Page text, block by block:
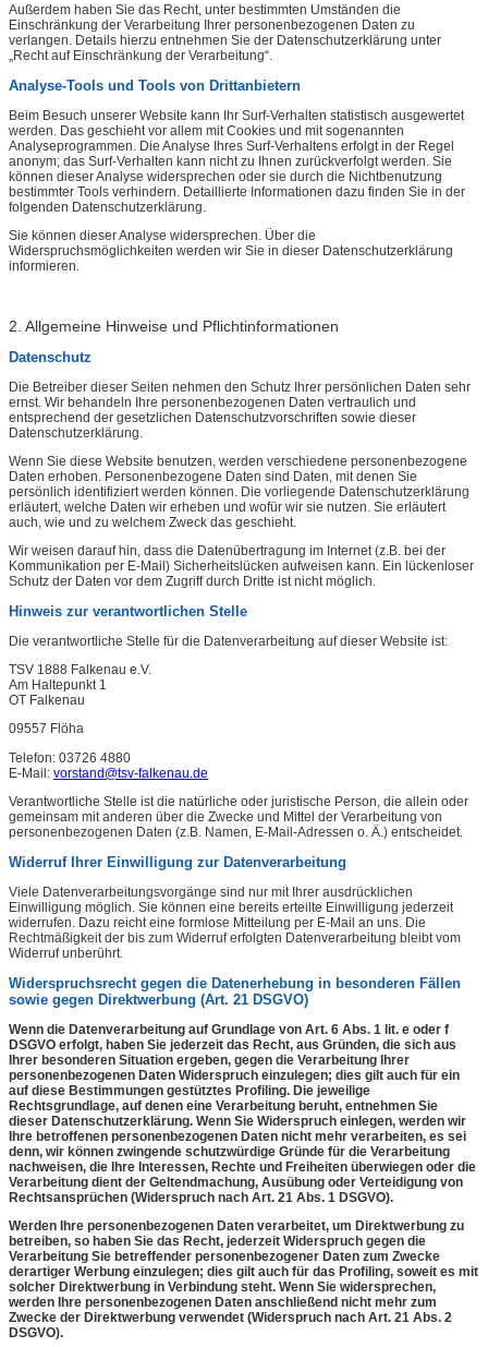
Außerdem haben Sie das Recht, unter bestimmten Umständen die
Einschränkung der Verarbeitung Ihrer personenbezogenen Daten zu
verlangen. Details hierzu entnehmen Sie der Datenschutzerklärung unter
„Recht auf Einschränkung der Verarbeitung“.
Analyse-Tools und Tools von Drittanbietern
Beim Besuch unserer Website kann Ihr Surf-Verhalten statistisch ausgewertet
werden. Das geschieht vor allem mit Cookies und mit sogenannten
Analyseprogrammen. Die Analyse Ihres Surf-Verhaltens erfolgt in der Regel
anonym; das Surf-Verhalten kann nicht zu Ihnen zurückverfolgt werden. Sie
können dieser Analyse widersprechen oder sie durch die Nichtbenutzung
bestimmter Tools verhindern. Detaillierte Informationen dazu finden Sie in der
folgenden Datenschutzerklärung.
Sie können dieser Analyse widersprechen. Über die
Widerspruchsmöglichkeiten werden wir Sie in dieser Datenschutzerklärung
informieren.
2. Allgemeine Hinweise und Pflichtinformationen
Datenschutz
Die Betreiber dieser Seiten nehmen den Schutz Ihrer persönlichen Daten sehr
ernst. Wir behandeln Ihre personenbezogenen Daten vertraulich und
entsprechend der gesetzlichen Datenschutzvorschriften sowie dieser
Datenschutzerklärung.
Wenn Sie diese Website benutzen, werden verschiedene personenbezogene
Daten erhoben. Personenbezogene Daten sind Daten, mit denen Sie
persönlich identifiziert werden können. Die vorliegende Datenschutzerklärung
erläutert, welche Daten wir erheben und wofür wir sie nutzen. Sie erläutert
auch, wie und zu welchem Zweck das geschieht.
Wir weisen darauf hin, dass die Datenübertragung im Internet (z.B. bei der
Kommunikation per E-Mail) Sicherheitslücken aufweisen kann. Ein lückenloser
Schutz der Daten vor dem Zugriff durch Dritte ist nicht möglich.
Hinweis zur verantwortlichen Stelle
Die verantwortliche Stelle für die Datenverarbeitung auf dieser Website ist:
TSV 1888 Falkenau e.V.
Am Haltepunkt 1
OT Falkenau
09557 Flöha
Telefon: 03726 4880
E-Mail: vorstand@tsv-falkenau.de
Verantwortliche Stelle ist die natürliche oder juristische Person, die allein oder
gemeinsam mit anderen über die Zwecke und Mittel der Verarbeitung von
personenbezogenen Daten (z.B. Namen, E-Mail-Adressen o. Ä.) entscheidet.
Widerruf Ihrer Einwilligung zur Datenverarbeitung
Viele Datenverarbeitungsvorgänge sind nur mit Ihrer ausdrücklichen
Einwilligung möglich. Sie können eine bereits erteilte Einwilligung jederzeit
widerrufen. Dazu reicht eine formlose Mitteilung per E-Mail an uns. Die
Rechtmäßigkeit der bis zum Widerruf erfolgten Datenverarbeitung bleibt vom
Widerruf unberührt.
Widerspruchsrecht gegen die Datenerhebung in besonderen Fällen
sowie gegen Direktwerbung (Art. 21 DSGVO)
Wenn die Datenverarbeitung auf Grundlage von Art. 6 Abs. 1 lit. e oder f
DSGVO erfolgt, haben Sie jederzeit das Recht, aus Gründen, die sich aus
Ihrer besonderen Situation ergeben, gegen die Verarbeitung Ihrer
personenbezogenen Daten Widerspruch einzulegen; dies gilt auch für ein
auf diese Bestimmungen gestütztes Profiling. Die jeweilige
Rechtsgrundlage, auf denen eine Verarbeitung beruht, entnehmen Sie
dieser Datenschutzerklärung. Wenn Sie Widerspruch einlegen, werden wir
Ihre betroffenen personenbezogenen Daten nicht mehr verarbeiten, es sei
denn, wir können zwingende schutzwürdige Gründe für die Verarbeitung
nachweisen, die Ihre Interessen, Rechte und Freiheiten überwiegen oder die
Verarbeitung dient der Geltendmachung, Ausübung oder Verteidigung von
Rechtsansprüchen (Widerspruch nach Art. 21 Abs. 1 DSGVO).
Werden Ihre personenbezogenen Daten verarbeitet, um Direktwerbung zu
betreiben, so haben Sie das Recht, jederzeit Widerspruch gegen die
Verarbeitung Sie betreffender personenbezogener Daten zum Zwecke
derartiger Werbung einzulegen; dies gilt auch für das Profiling, soweit es mit
solcher Direktwerbung in Verbindung steht. Wenn Sie widersprechen,
werden Ihre personenbezogenen Daten anschließend nicht mehr zum
Zwecke der Direktwerbung verwendet (Widerspruch nach Art. 21 Abs. 2
DSGVO).